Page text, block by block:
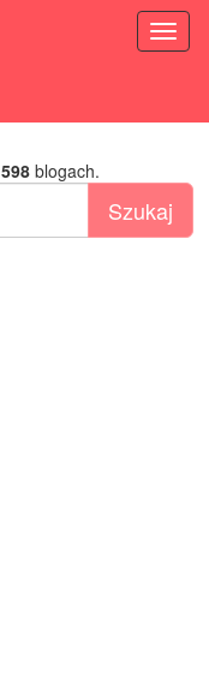
598blogach.